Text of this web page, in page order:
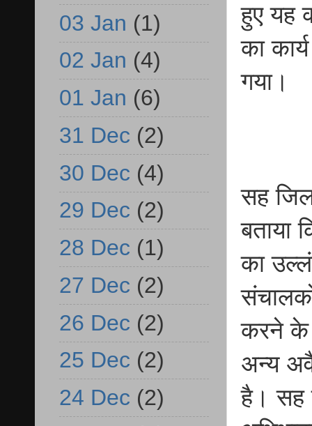
हुए यह
का
गया।
सह
बताया
का
करने के
अन्य
है। सह
03 Jan (1)
02 Jan (4)
01 Jan (6)
31 Dec (2)
30 Dec (4)
29 Dec (2)
28 Dec (1)
27 Dec (2)
26 Dec (2)
25 Dec (2)
24 Dec (2)